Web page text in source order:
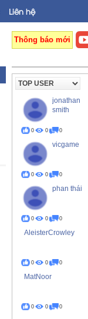
Liên hệ
Thông báo mới
jonathan
smith
0 0 0
vicgame
0 0 0
phan thái
0 0 0
AleisterCrowley
0 0 0
MatNoor
0 0 0